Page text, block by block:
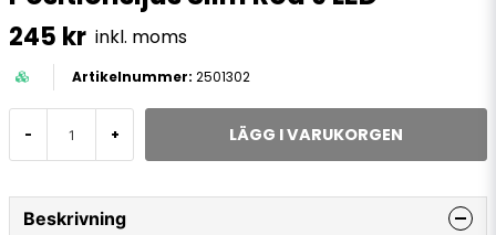
245 kr inkl. moms
2501302
- + LÄGG I VARUKORGEN
Beskrivning